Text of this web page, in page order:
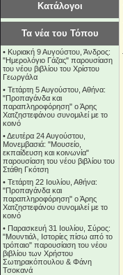
Κατάλογοι
Τα νέα του Τόπου
• Κυριακή 9 Αυγούστου, Άνδρος:
"Ημερολόγιο Γάζας" παρουσίαση
του νέου βιβλίου του Χρίστου
Γεωργάλα
• Τετάρτη 5 Αυγούστου, Αθήνα:
"Προπαγάνδα και
παραπληροφόρηση" ο Άρης
Χατζηστεφάνου συνομιλεί με το
κοινό
•Δευτέρα 24 Αυγούστου,
Μονεμβασιά: "Μουσείο,
εκπαίδευση και κοινωνία"
παρουσίαση του νέου βιβλίου του
Στάθη Γκότση
• Τετάρτη 22 Ιουλίου, Αθήνα:
"Προπαγάνδα και
παραπληροφόρηση" ο Άρης
Χατζηστεφάνου συνομιλεί με το
κοινό
• Παρασκευή 31 Ιουλίου, Σύρος:
"Μουντιάλ, Ιστορίες πίσω από το
τρόπαιο" παρουσίαση του νέου
βιβλίου των Χρήστου
Σωτηρακόπουλου & Φάνη
Τσοκανά